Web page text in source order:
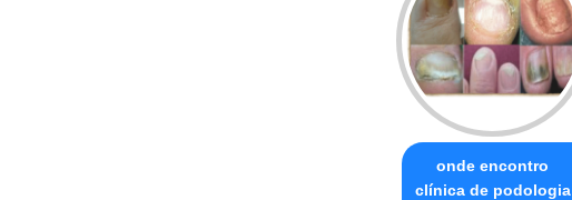
onde encontro
clínica de podologia